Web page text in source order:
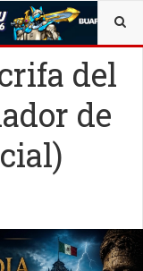
RÉPLICA
del
de